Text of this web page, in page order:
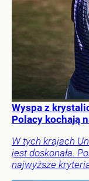
Wyspa z
Polacy kochają
W tych krajach
jest doskonała.
najwyższe